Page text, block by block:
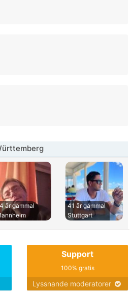
år gammal
41 år gammal
Stuttgart
Support
100% gratis
Lyssnande moderatorer